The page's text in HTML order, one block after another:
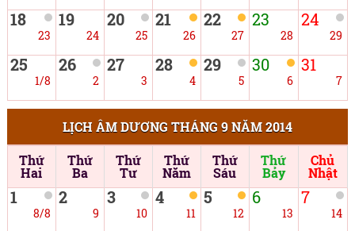
18
23
19
24
20
25
21
26
22
27
23
28
24
29
25
1/8
26
2
27
3
28
4
29
5
30
6
31
7
LỊCH ÂM DƯƠNG THÁNG 9 NĂM 2014
Thứ
Hai
Thứ
Ba
Thứ
Tư
Thứ
Năm
Thứ
Sáu
Thứ
Bảy
Chủ
Nhật
1
8/8
2
9
3
10
4
11
5
12
6
13
7
14